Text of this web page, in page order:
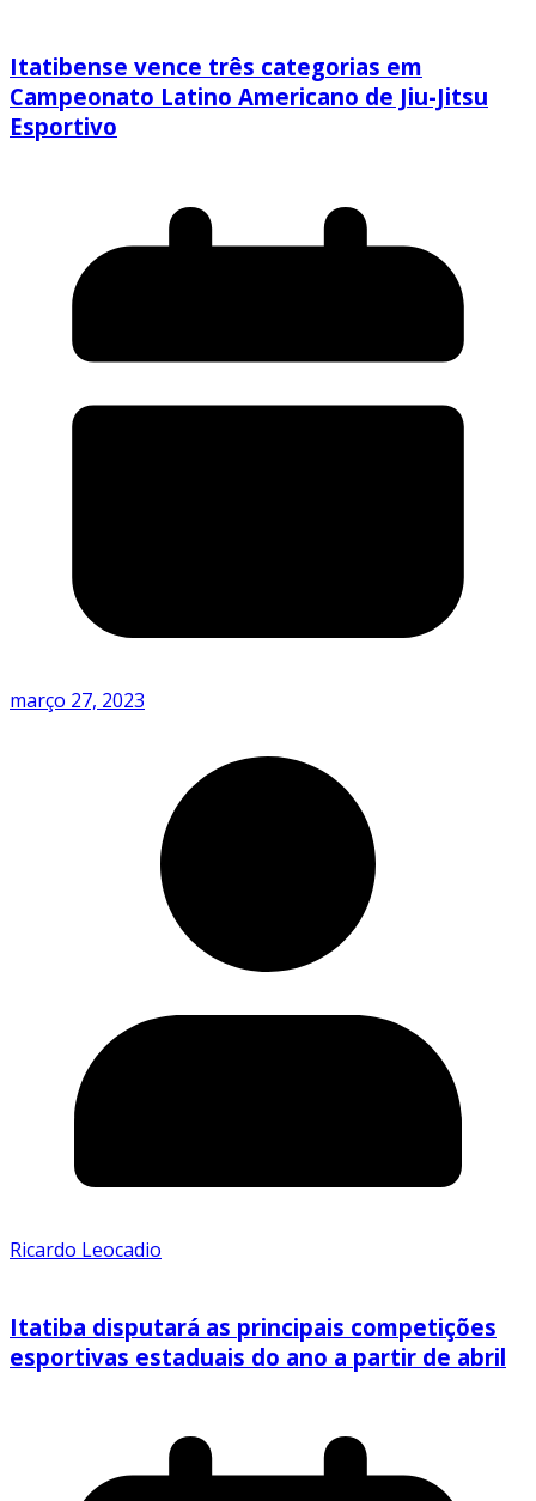
Itatibense vence três categorias em
Campeonato Latino Americano de Jiu-Jitsu
Esportivo
março 27, 2023
Ricardo Leocadio
Itatiba disputará as principais competições
esportivas estaduais do ano a partir de abril